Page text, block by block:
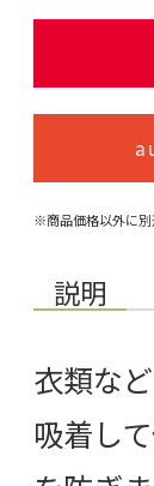
※商品価格以外に別
説明
衣類な
吸着し